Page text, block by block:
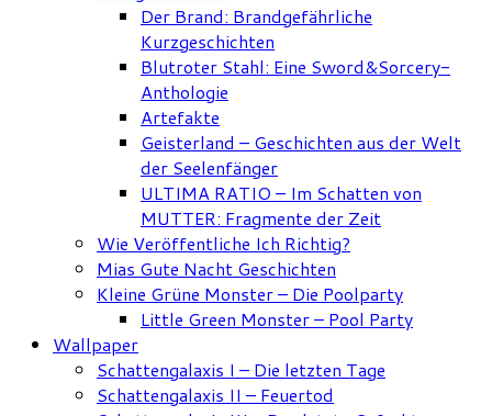
Der Brand: Brandgefährliche
Kurzgeschichten
Blutroter Stahl: Eine Sword&Sorcery-
Anthologie
Artefakte
Geisterland – Geschichten aus der Welt
der Seelenfänger
ULTIMA RATIO – Im Schatten von
MUTTER: Fragmente der Zeit
Wie Veröffentliche Ich Richtig?
Mias Gute Nacht Geschichten
Kleine Grüne Monster – Die Poolparty
Little Green Monster – Pool Party
Wallpaper
Schattengalaxis I – Die letzten Tage
Schattengalaxis II – Feuertod